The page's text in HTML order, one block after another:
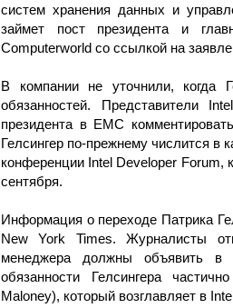
систем хранения данных и
займет пост президента и
Computerworld со ссылкой на
В компании не уточнили, когда
обязанностей. Представители
президента в EMC
Гелсингер по-прежнему числится в
конференции Intel Developer Forum,
сентября.
Информация о переходе Патрика
New York Times. Журналисты
менеджера должны объявить в
обязанности Гелсингера
Maloney), который возглавляет в